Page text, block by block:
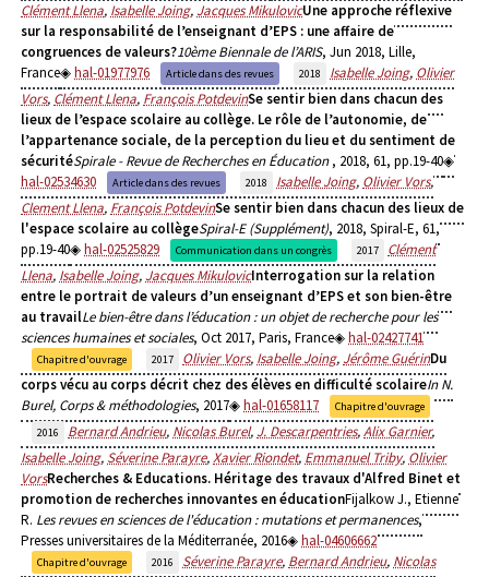
Clément Llena, Isabelle Joing, Jacques MikulovicUne approche réflexive
sur la responsabilité de l’enseignant d’EPS : une affaire de
congruences de valeurs?10ème Biennale de l’ARIS, Jun 2018, Lille,
France
hal-01977976 Article dans des revues 2018 Isabelle Joing, Olivier
Vors, Clément Llena, François PotdevinSe sentir bien dans chacun des
lieux de l’espace scolaire au collège. Le rôle de l’autonomie, de
l’appartenance sociale, de la perception du lieu et du sentiment de
sécuritéSpirale - Revue de Recherches en Éducation, 2018, 61, pp.19-40
hal-02534630
Article dans des revues 2018 Isabelle Joing, Olivier Vors,
Clement Llena, François PotdevinSe sentir bien dans chacun des lieux de
l'espace scolaire au collègeSpiral-E (Supplément), 2018, Spiral-E, 61,
pp.19-40
hal-02525829 Communication dans un congrès 2017
Clément
Llena, Isabelle Joing, Jacques MikulovicInterrogation sur la relation
entre le portrait de valeurs d’un enseignant d’EPS et son bien-être
au travailLe bien-être dans l’éducation : un objet de recherche pour les
sciences humaines et sociales, Oct 2017, Paris, France hal-02427741
Chapitre d'ouvrage 2017 Olivier Vors, Isabelle Joing, Jérôme GuérinDu
corps vécu au corps décrit chez des élèves en difficulté scolaireIn N.
Burel, Corps & méthodologies, 2017 hal-01658117
Chapitre d'ouvrage
2016
Bernard Andrieu, Nicolas Burel, J. Descarpentries,Alix Garnier,
Isabelle Joing, Séverine Parayre,Xavier Riondet, Emmanuel Triby, Olivier
VorsRecherches & Educations. Héritage des travaux d'Alfred Binet et
promotion de recherches innovantes en éducationFijalkow J., Etienne
R. Les revues en sciences de l'éducation : mutations et permanences,
Presses universitaires de la Méditerranée, 2016
hal-04606662
Chapitre d'ouvrage 2016 Séverine Parayre, Bernard Andrieu, Nicolas